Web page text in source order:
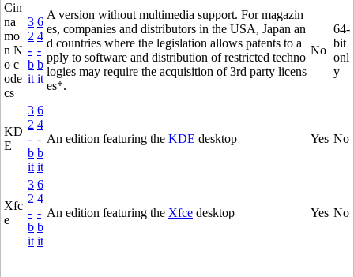
Cin
na
mo
n N
o c
ode
cs
3
2
-
b
it
6
4
-
b
it
A version without multimedia support. For magazin
es, companies and distributors in the USA, Japan an
d countries where the legislation allows patents to a
pply to software and distribution of restricted techno
logies may require the acquisition of 3rd party licens
es*.
No
64-
bit
onl
y
KD
E
3
2
-
b
it
6
4
-
b
it
An edition featuring the KDE desktop Yes No
Xfc
e
3
2
-
b
it
6
4
-
b
it
An edition featuring the Xfce desktop Yes No